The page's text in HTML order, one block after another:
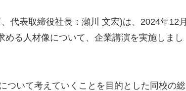
代表取締役社長：瀬川 文宏)は、2024年12月
る人材像について、企業講演を実施しまし
ついて考えていくことを目的とした同校の総